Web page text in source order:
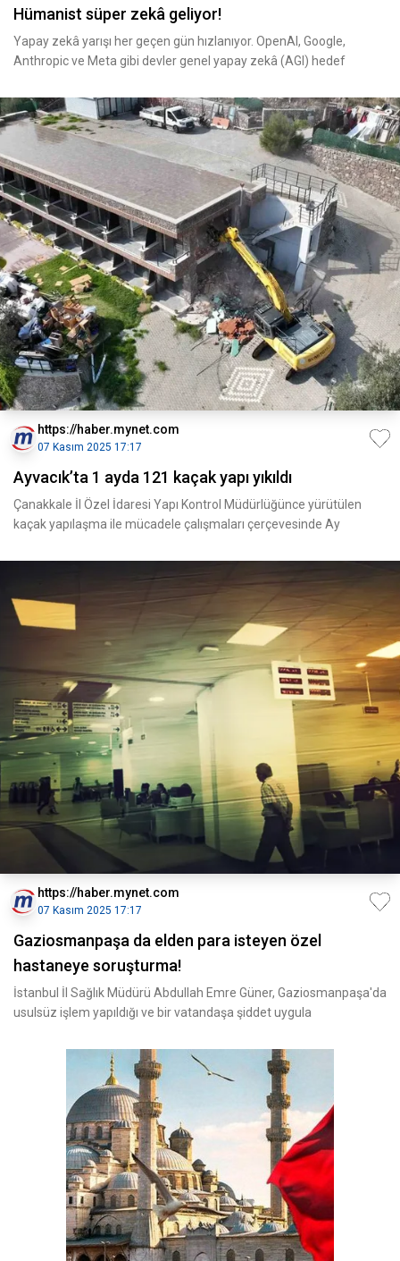
Hümanist süper zekâ geliyor!
Yapay zekâ yarışı her geçen gün hızlanıyor. OpenAI, Google,
Anthropic ve Meta gibi devler genel yapay zekâ (AGI) hedef
https://haber.mynet.com
07 Kasım 2025 17:17
Ayvacık’ta 1 ayda 121 kaçak yapı yıkıldı
Çanakkale İl Özel İdaresi Yapı Kontrol Müdürlüğünce yürütülen
kaçak yapılaşma ile mücadele çalışmaları çerçevesinde Ay
https://haber.mynet.com
07 Kasım 2025 17:17
Gaziosmanpaşa da elden para isteyen özel
hastaneye soruşturma!
İstanbul İl Sağlık Müdürü Abdullah Emre Güner, Gaziosmanpaşa'da
usulsüz işlem yapıldığı ve bir vatandaşa şiddet uygula